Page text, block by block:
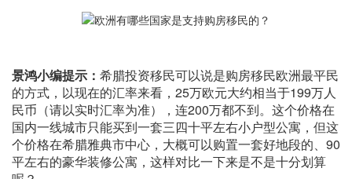
景鸿小编提示： 希腊投资移民可以说是购房移民欧洲最平民
的方式，以现在的汇率来看，25万欧元大约相当于199万人
民币（请以实时汇率为准），连200万都不到。这个价格在
国内一线城市只能买到一套三四十平左右小户型公寓，但这
个价格在希腊雅典市中心，大概可以购置一套好地段的、90
平左右的豪华装修公寓，这样对比一下来是不是十分划算